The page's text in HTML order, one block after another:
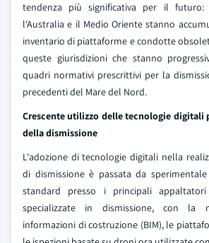
tendenza più significativa per il futuro:
l'Australia e il Medio Oriente stanno
inventario di piattaforme e condotte
queste giurisdizioni che stanno
quadri normativi prescrittivi per la
precedenti del Mare del Nord.
Crescente utilizzo delle tecnologie digitali
della dismissione
L'adozione di tecnologie digitali nella
di dismissione è passata da
standard presso i principali
specializzate in dismissione, con la
informazioni di costruzione (BIM), le